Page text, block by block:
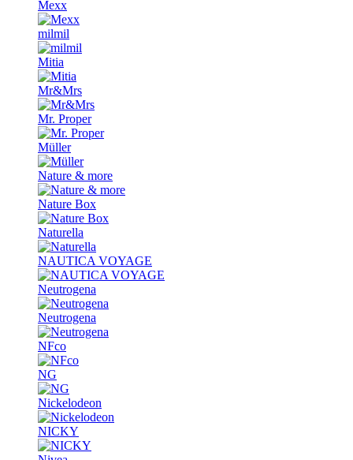
Mexx
milmil
Mitia
Mr&Mrs
Mr. Proper
Müller
Nature & more
Nature Box
Naturella
NAUTICA VOYAGE
Neutrogena
Neutrogena
NFco
NG
Nickelodeon
NICKY